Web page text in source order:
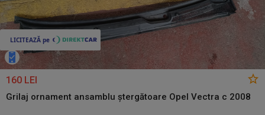
160 LEI
Grilaj ornament ansamblu ștergătoare Opel Vectra c 2008